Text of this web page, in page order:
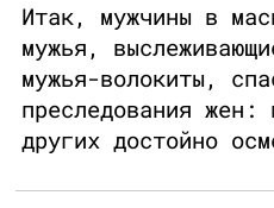
Итак, мужчины в
мужья,
мужья-волокиты,
преследования жен:
других достойно